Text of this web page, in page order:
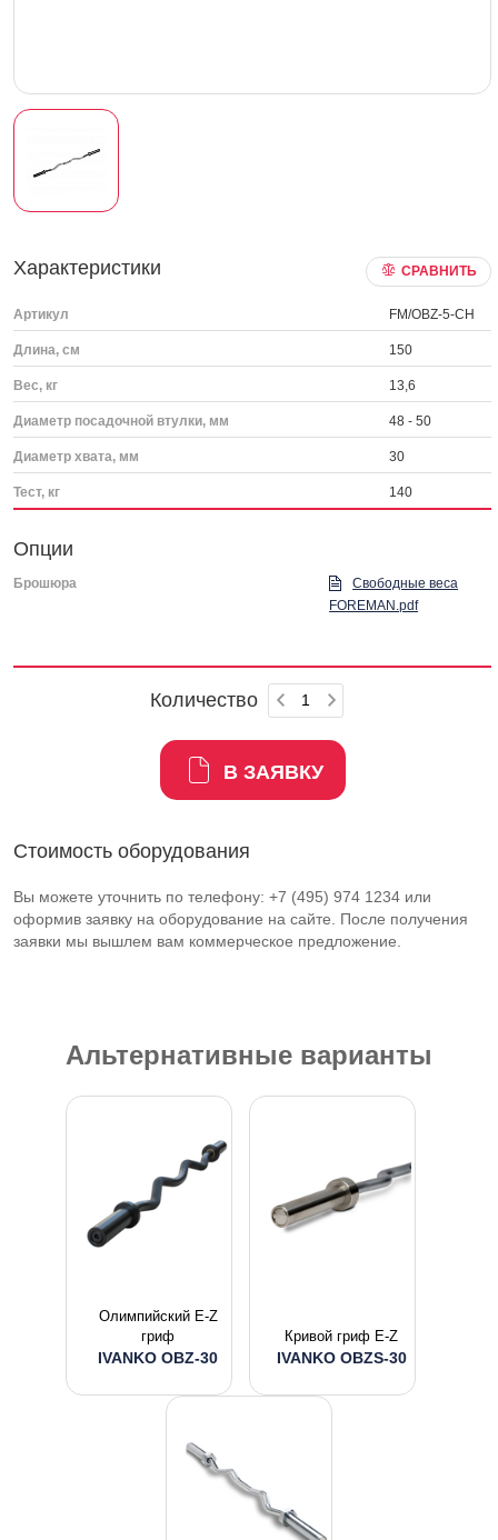
Характеристики СРАВНИТЬ
Артикул FM/OBZ-5-CH
Длина, см 150
Вес, кг 13,6
Диаметр посадочной втулки, мм 48 - 50
Диаметр хвата, мм 30
Тест, кг 140
Опции
Брошюра
Свободные веса
FOREMAN.pdf
Количество
В ЗАЯВКУ
Стоимость оборудования
Вы можете уточнить по телефону: +7 (495) 974 1234 или
оформив заявку на оборудование на сайте. После получения
заявки мы вышлем вам коммерческое предложение.
Альтернативные варианты
Олимпийский E-Z
гриф
IVANKO OBZ-30
Кривой гриф E-Z
IVANKO OBZS-30